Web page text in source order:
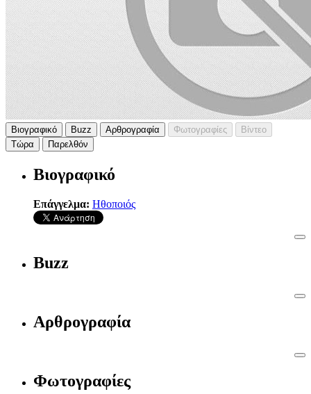
Βιογραφικό Buzz Αρθρογραφία Φωτογραφίες
Βίντεο
Τώρα
Παρελθόν
Βιογραφικό
Επάγγελμα: Ηθοποιός
Buzz
Αρθρογραφία
Φωτογραφίες